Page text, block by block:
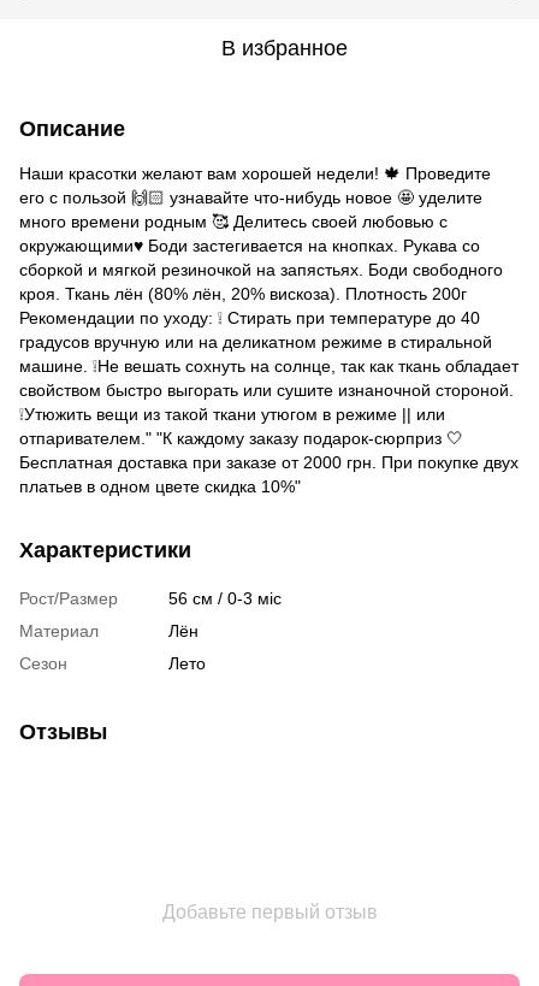
В избранное
Описание
Наши красотки желают вам хорошей недели! 🍁 Проведите
его с пользой 🙌🏻 узнавайте что-нибудь новое 🤩 уделите
много времени родным 🥰 Делитесь своей любовью с
окружающими♥️ Боди застегивается на кнопках. Рукава со
сборкой и мягкой резиночкой на запястьях. Боди свободного
кроя. Ткань лён (80% лён, 20% вискоза). Плотность 200г
Рекомендации по уходу: ❕ Стирать при температуре до 40
градусов вручную или на деликатном режиме в стиральной
машине. ❕Не вешать сохнуть на солнце, так как ткань обладает
свойством быстро выгорать или сушите изнаночной стороной.
❕Утюжить вещи из такой ткани утюгом в режиме || или
отпаривателем." "К каждому заказу подарок-сюрприз 🤍
Бесплатная доставка при заказе от 2000 грн. При покупке двух
платьев в одном цвете скидка 10%"
Характеристики
Рост/Размер
56 см / 0-3 міс
Материал
Лён
Сезон
Лето
Отзывы
Добавьте первый отзыв